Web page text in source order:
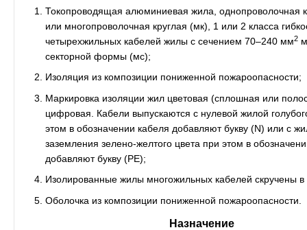
Токопроводящая алюминиевая жила, однопроволочная
или многопроволочная круглая (мк), 1 или 2 класса
четырехжильных кабелей жилы с сечением 70–240 мм2
секторной формы (мс);
Изоляция из композиции пониженной пожароопасности;
Маркировка изоляции жил цветовая (сплошная или
цифровая. Кабели выпускаются с нулевой жилой
этом в обозначении кабеля добавляют букву (N) или с
заземления зелено-желтого цвета при этом в
добавляют букву (РЕ);
Изолированные жилы многожильных кабелей скручены в
Оболочка из композиции пониженной пожароопасности.
Назначение